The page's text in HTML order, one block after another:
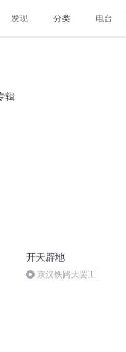
发现 分类 电台
辑
开天辟地
京汉铁路大罢工